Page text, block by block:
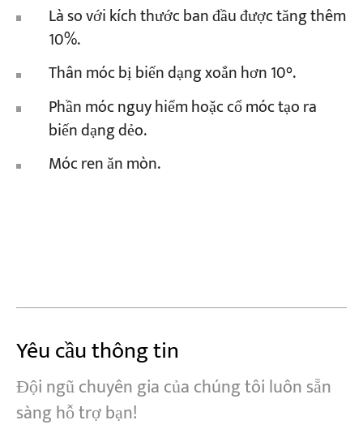
Là so với kích thước ban đầu được tăng thêm
10%.
Thân móc bị biến dạng xoắn hơn 10°.
Phần móc nguy hiểm hoặc cổ móc tạo ra
biến dạng dẻo.
Móc ren ăn mòn.
Yêu cầu thông tin
Đội ngũ chuyên gia của chúng tôi luôn sẵn
sàng hỗ trợ bạn!